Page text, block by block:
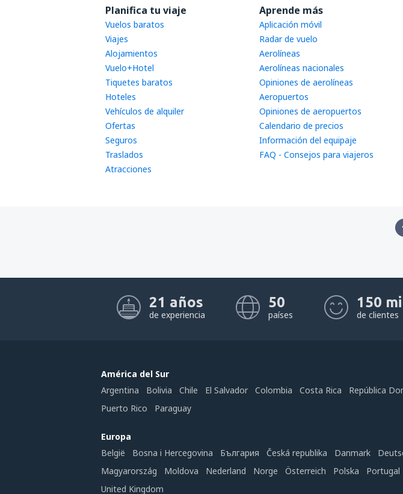
Planifica tu viaje
Vuelos baratos
Viajes
Alojamientos
Vuelo+Hotel
Tiquetes baratos
Hoteles
Vehículos de alquiler
Ofertas
Seguros
Traslados
Atracciones
Aprende más
Aplicación móvil
Radar de vuelo
Aerolíneas
Aerolíneas nacionales
Opiniones de aerolíneas
Aeropuertos
Opiniones de aeropuertos
Calendario de precios
Información del equipaje
FAQ - Consejos para viajeros
21 años
de experiencia
50
países
150
de clientes
América del Sur
Argentina
Bolivia Chile El Salvador Colombia Costa Rica República
Puerto Rico
Paraguay
Europa
België
Bosna i Hercegovina България Česká republika Danmark
Magyarország
Moldova Nederland Norge Österreich Polska Portugal
United Kingdom